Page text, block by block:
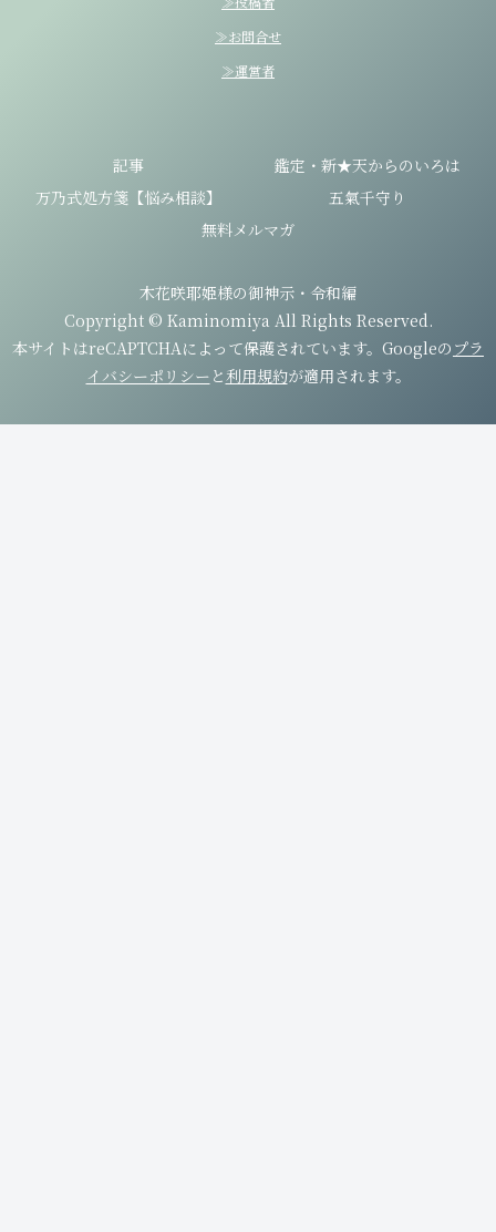
≫お問合せ
≫運営者
記事
鑑定・新★天からのいろは
万乃式処方箋【悩み相談】
五氣千守り
無料メルマガ
木花咲耶姫様の御神示・令和編
Copyright © Kaminomiya All Rights Reserved.
本サイトはreCAPTCHAによって保護されています。Googleの プラ
イバシーポリシー と利用規約が適用されます。